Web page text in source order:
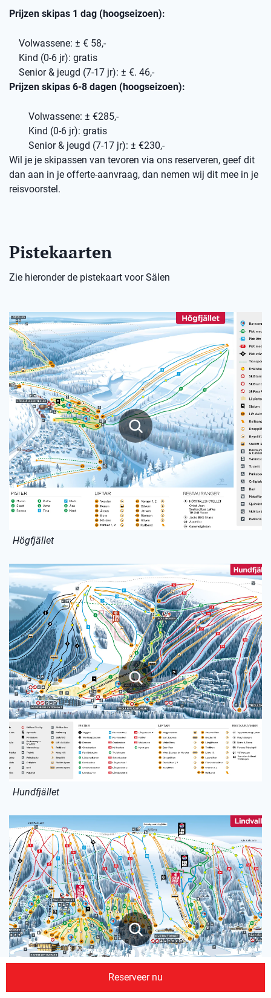
Prijzen skipas 1 dag (hoogseizoen):
Volwassene: ± € 58,-
Kind (0-6 jr): gratis
Senior & jeugd (7-17 jr): ± €. 46,-
Prijzen skipas 6-8 dagen (hoogseizoen):
Volwassene: ± €285,-
Kind (0-6 jr): gratis
Senior & jeugd (7-17 jr): ± €230,-
Wil je je skipassen van tevoren via ons reserveren, geef dit
dan aan in je offerte-aanvraag, dan nemen wij dit mee in je
reisvoorstel.
Pistekaarten
Zie hieronder de pistekaart voor Sälen
Högfjället
Hundfjället
Reserveer nu